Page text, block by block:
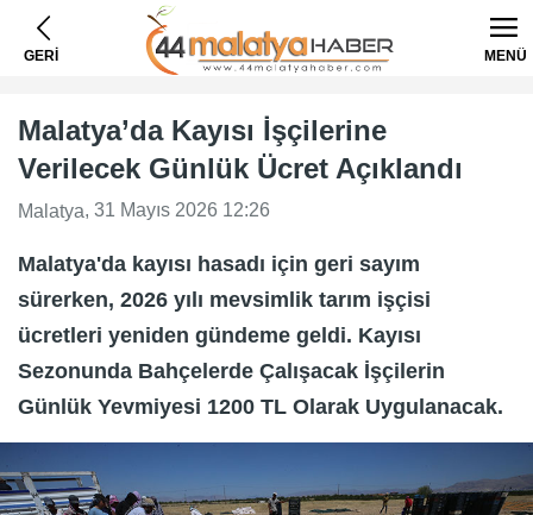
GERİ MENÜ
Malatya’da Kayısı İşçilerine
Verilecek Günlük Ücret Açıklandı
Malatya, 31 Mayıs 2026 12:26
Malatya'da kayısı hasadı için geri sayım
sürerken, 2026 yılı mevsimlik tarım işçisi
ücretleri yeniden gündeme geldi. Kayısı
Sezonunda Bahçelerde Çalışacak İşçilerin
Günlük Yevmiyesi 1200 TL Olarak Uygulanacak.